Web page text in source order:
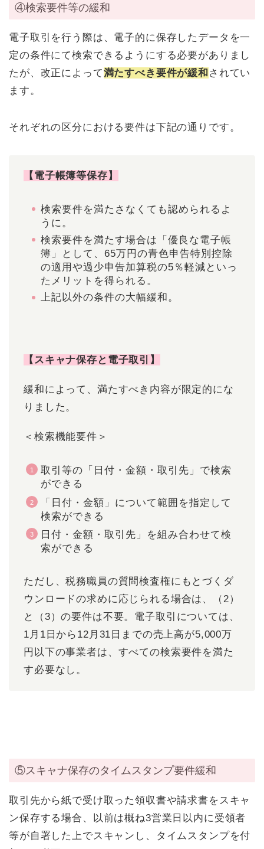
④検索要件等の緩和
電子取引を行う際は、電子的に保存したデータを一
定の条件にて検索できるようにする必要がありまし
たが、改正によって満たすべき要件が緩和 されてい
ます。
それぞれの区分における要件は下記の通りです。
【電子帳簿等保存】
検索要件を満たさなくても認められるよ
うに。
検索要件を満たす場合は「優良な電子帳
簿」として、65万円の青色申告特別控除
の適用や過少申告加算税の5％軽減といっ
たメリットを得られる。
上記以外の条件の大幅緩和。
【スキャナ保存と電子取引】
緩和によって、満たすべき内容が限定的にな
りました。
＜検索機能要件＞
取引等の「日付・金額・取引先」で検索
ができる
「日付・金額」について範囲を指定して
検索ができる
日付・金額・取引先」を組み合わせて検
索ができる
ただし、税務職員の質問検査権にもとづくダ
ウンロードの求めに応じられる場合は、（2）
と（3）の要件は不要。電子取引については、
1月1日から12月31日までの売上高が5,000万
円以下の事業者は、すべての検索要件を満た
す必要なし。
⑤スキャナ保存のタイムスタンプ要件緩和
取引先から紙で受け取った領収書や請求書をスキャ
ン保存する場合、以前は概ね3営業日以内に受領者
等が自署した上でスキャンし、タイムスタンプを付